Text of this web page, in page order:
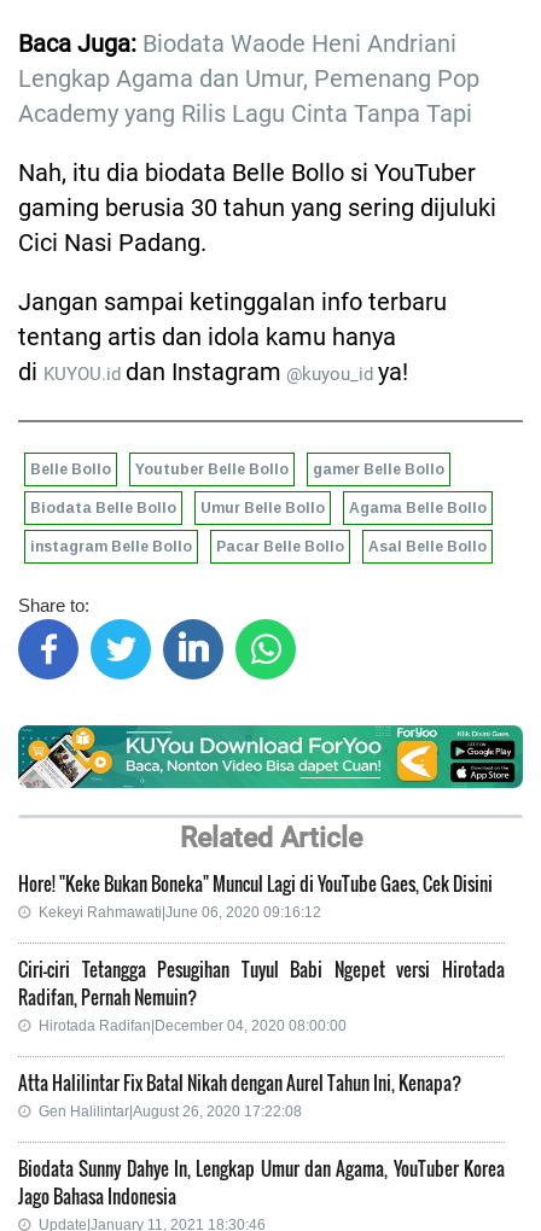
Baca Juga: Biodata Waode Heni Andriani
Lengkap Agama dan Umur, Pemenang Pop
Academy yang Rilis Lagu Cinta Tanpa Tapi
Nah, itu dia biodata Belle Bollo si YouTuber
gaming berusia 30 tahun yang sering dijuluki
Cici Nasi Padang.
Jangan sampai ketinggalan info terbaru
tentang artis dan idola kamu hanya
di KUYOU.id dan Instagram @kuyou_id ya!
Belle Bollo Youtuber Belle Bollo gamer Belle Bollo
Biodata Belle Bollo Umur Belle Bollo Agama Belle Bollo
instagram Belle Bollo Pacar Belle Bollo Asal Belle Bollo
Share to:
Related Article
Hore! "Keke Bukan Boneka" Muncul Lagi di YouTube Gaes, Cek Disini
Kekeyi Rahmawati|June 06, 2020 09:16:12
Ciri-ciri Tetangga Pesugihan Tuyul Babi Ngepet versi Hirotada
Radifan, Pernah Nemuin?
Hirotada Radifan|December 04, 2020 08:00:00
Atta Halilintar Fix Batal Nikah dengan Aurel Tahun Ini, Kenapa?
Gen Halilintar|August 26, 2020 17:22:08
Biodata Sunny Dahye In, Lengkap Umur dan Agama, YouTuber Korea
Jago Bahasa Indonesia
Update|January 11, 2021 18:30:46